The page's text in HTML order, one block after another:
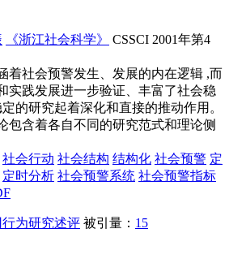
《浙江社会科学》 CSSCI 2001年第4
着社会预警发生、发展的内在逻辑 ,而
实践发展进一步验证、丰富了社会稳
的研究起着深化和直接的推动作用。
包含着各自不同的研究范式和理论侧
社会行动 社会结构 结构化 社会预警 定
定时分析 社会预警系统 社会预警指标
为研究述评 被引量： 15